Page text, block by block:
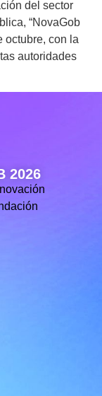
del sector
“NovaGob
octubre, con la
autoridades
2026